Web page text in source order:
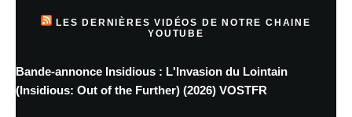
LES DERNIÈRES VIDÉOS DE NOTRE CHAINE
YOUTUBE
Bande-annonce Insidious : L'Invasion du Lointain
(Insidious: Out of the Further) (2026) VOSTFR